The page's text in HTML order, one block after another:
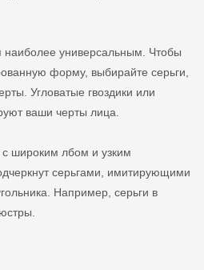
наиболее универсальным. Чтобы
форму, выбирайте серьги,
Угловатые гвоздики или
ваши черты лица.
с широким лбом и узким
серьгами, имитирующими
Например, серьги в